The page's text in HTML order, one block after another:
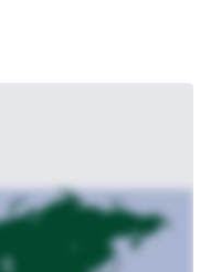
Anfrage. Ich wäre